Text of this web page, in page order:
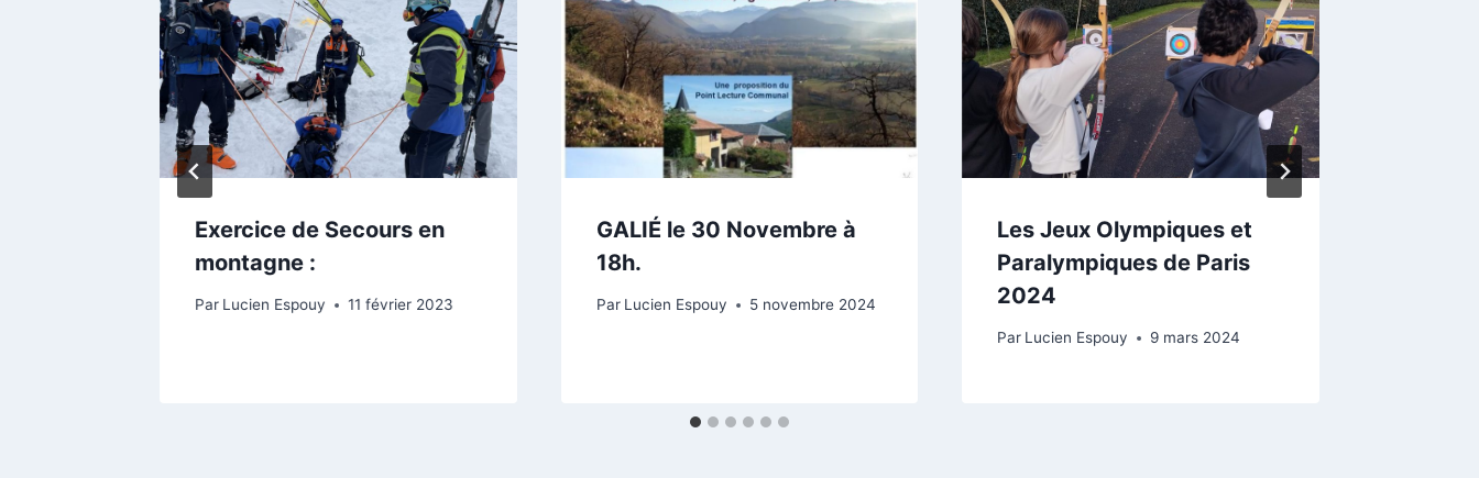
Exercice de Secours en
montagne :
Par Lucien Espouy 11 février 2023
GALIÉ le 30 Novembre à
18h.
Par Lucien Espouy 5 novembre 2024
Les Jeux Olympiques et
Paralympiques de Paris
2024
Par Lucien Espouy 9 mars 2024